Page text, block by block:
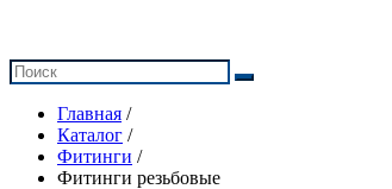
Главная /
Каталог /
Фитинги /
Фитинги резьбовые